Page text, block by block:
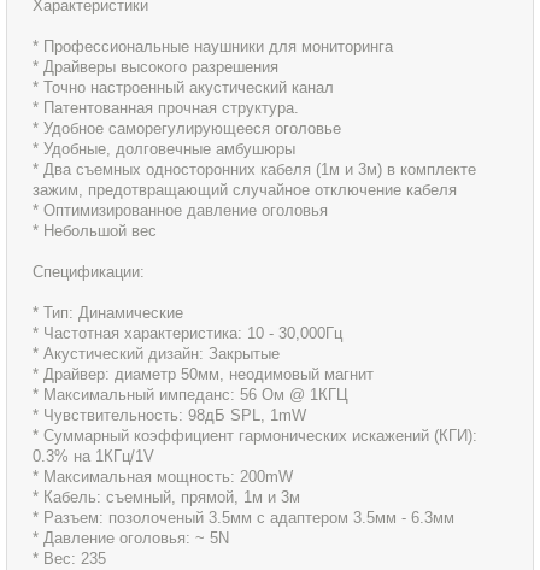
Характеристики
* Профессиональные наушники для мониторинга
* Драйверы высокого разрешения
* Точно настроенный акустический канал
* Патентованная прочная структура.
* Удобное саморегулирующееся оголовье
* Удобные, долговечные амбушюры
* Два съемных односторонних кабеля (1м и 3м) в комплекте
зажим, предотвращающий случайное отключение кабеля
* Оптимизированное давление оголовья
* Небольшой вес
Спецификации:
* Тип: Динамические
* Частотная характеристика: 10 - 30,000Гц
* Акустический дизайн: Закрытые
* Драйвер: диаметр 50мм, неодимовый магнит
* Максимальный импеданс: 56 Ом @ 1КГЦ
* Чувствительность: 98дБ SPL, 1mW
* Суммарный коэффициент гармонических искажений (КГИ):
0.3% на 1КГц/1V
* Максимальная мощность: 200mW
* Кабель: съемный, прямой, 1м и 3м
* Разъем: позолоченый 3.5мм с адаптером 3.5мм - 6.3мм
* Давление оголовья: ~ 5N
* Вес: 235